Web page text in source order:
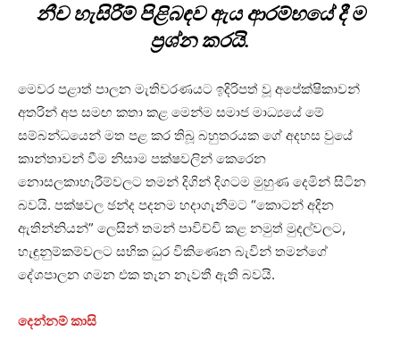
නීච හැසිරීම් පිළිබඳව ඇය ආරම්භයේ දී ම
ප්‍රශ්න කරයි.
මෙවර පළාත් පාලන මැතිවරණයට ඉදිරිපත් වූ අපේක්ෂිකාවන්
අතරින් අප සමඟ කතා කළ මෙන්ම සමාජ මාධ්‍යයේ මේ
සම්බන්ධයෙන් මත පළ කර තිබූ බහුතරයක ගේ අදහස වුයේ
කාන්තාවන් වීම නිසාම පක්ෂවලින් කෙරෙන
නොසලකාහැරීම්වලට තමන් දිගින් දිගටම මුහුණ දෙමින් සිටින
බවයි. පක්ෂවල ඡන්ද පදනම හදාගැනීමට “කොටන් අදින
ඇතින්නියන්” ලෙසින් තමන් පාවිච්චි කළ නමුත් මුදල්වලට,
හැඳුනුම්කම්වලට සභික ධුර විකිණෙන බැවින් තමන්ගේ
දේශපාලන ගමන එක තැන නැවතී ඇති බවයි.
දෙන්නම් කාසි